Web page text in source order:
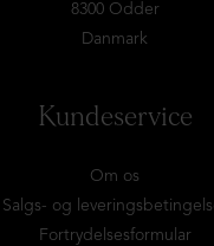
8300 Odder
Danmark
Kundeservice
Om os
Salgs- og
Fortrydelsesformular